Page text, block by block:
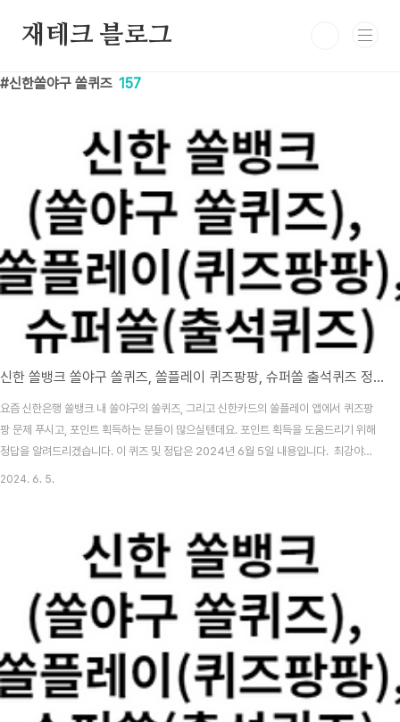
재테크 블로그
신한쏠야구 쏠퀴즈 157
신한 쏠뱅크 쏠야구 쏠퀴즈, 쏠플레이 퀴즈팡팡, 슈퍼쏠 출석퀴즈 정답 6월 5일
요즘 신한은행 쏠뱅크 내 쏠야구의 쏠퀴즈, 그리고 신한카드의 쏠플레이 앱에서 퀴즈팡
팡 문제 푸시고, 포인트 획득하는 분들이 많으실텐데요. 포인트 획득을 도움드리기 위해
정답을 알려드리겠습니다. 이 퀴즈 및 정답은 2024년 6월 5일 내용입니다. 최강야구
시즌3 방송시간, 선수, 전적 총정리 목차 신한 쏠뱅크 쏠야구(쏠퀴즈) 6월 5일 문제 및
자동투구판정(ABS) 시스템 도입! 기계가 스트라이크 볼 판정2024 KBO는 이사회를
열고, 금년부터 도입할 제도를 확정지었습니다. 제도에는 눈여겨볼만한 제도들이 많이
2024. 6. 5.